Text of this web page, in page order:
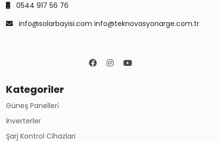
0544 917 56 76
info@solarbayisi.com info@teknovasyonarge.com.tr
Kategoriler
Güneş Panelleri̇
İnverterler
Şarj Kontrol Ci̇hazlari